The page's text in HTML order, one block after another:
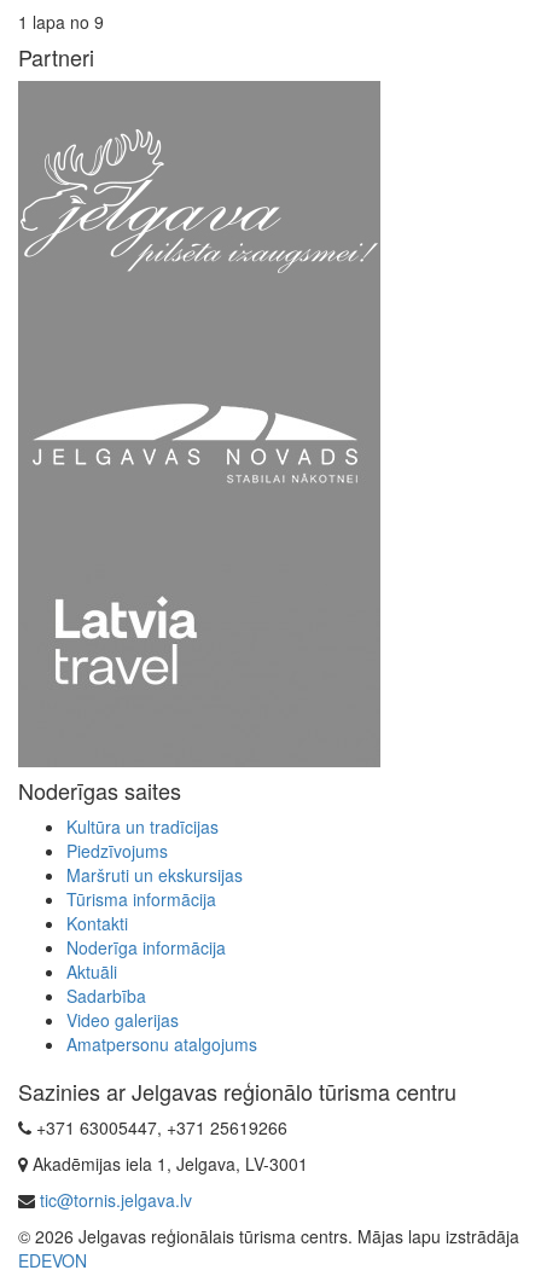
1 lapa no 9
Partneri
Noderīgas saites
Kultūra un tradīcijas
Piedzīvojums
Maršruti un ekskursijas
Tūrisma informācija
Kontakti
Noderīga informācija
Aktuāli
Sadarbība
Video galerijas
Amatpersonu atalgojums
Sazinies ar Jelgavas reģionālo tūrisma centru
+371 63005447, +371 25619266
Akadēmijas iela 1, Jelgava, LV-3001
tic@tornis.jelgava.lv
© 2026 Jelgavas reģionālais tūrisma centrs. Mājas lapu izstrādāja
EDEVON